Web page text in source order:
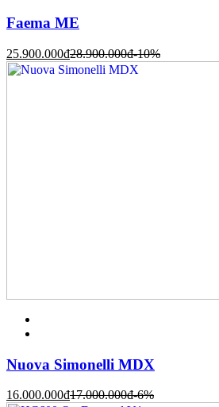
Faema ME
25.900.000đ28.900.000đ-10%
Nuova Simonelli MDX
16.000.000đ17.000.000đ-6%